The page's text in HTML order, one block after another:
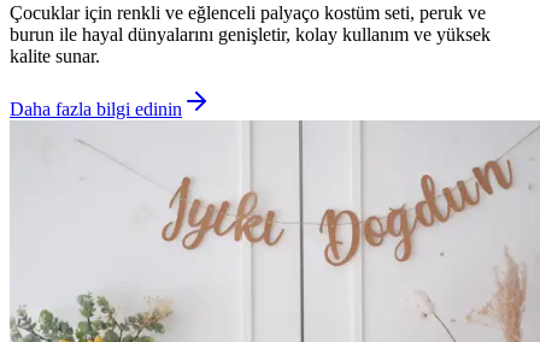
Çocuklar için renkli ve eğlenceli palyaço kostüm seti, peruk ve
burun ile hayal dünyalarını genişletir, kolay kullanım ve yüksek
kalite sunar.
Daha fazla bilgi edinin